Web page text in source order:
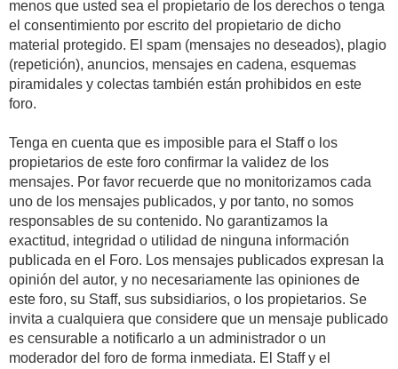
menos que usted sea el propietario de los derechos o tenga
el consentimiento por escrito del propietario de dicho
material protegido. El spam (mensajes no deseados), plagio
(repetición), anuncios, mensajes en cadena, esquemas
piramidales y colectas también están prohibidos en este
foro.
Tenga en cuenta que es imposible para el Staff o los
propietarios de este foro confirmar la validez de los
mensajes. Por favor recuerde que no monitorizamos cada
uno de los mensajes publicados, y por tanto, no somos
responsables de su contenido. No garantizamos la
exactitud, integridad o utilidad de ninguna información
publicada en el Foro. Los mensajes publicados expresan la
opinión del autor, y no necesariamente las opiniones de
este foro, su Staff, sus subsidiarios, o los propietarios. Se
invita a cualquiera que considere que un mensaje publicado
es censurable a notificarlo a un administrador o un
moderador del foro de forma inmediata. El Staff y el